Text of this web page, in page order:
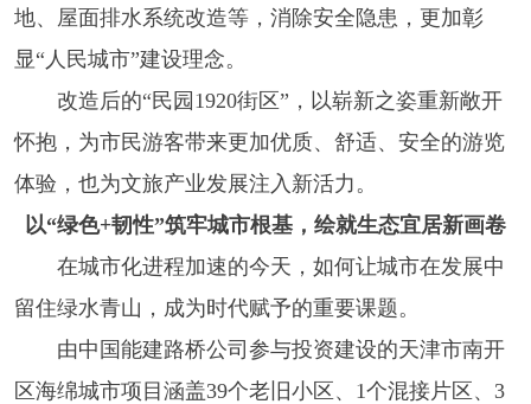
地、屋面排水系统改造等，消除安全隐患，更加彰
显“人民城市”建设理念。
改造后的“民园1920街区”，以崭新之姿重新敞开
怀抱，为市民游客带来更加优质、舒适、安全的游览
体验，也为文旅产业发展注入新活力。
以“绿色+韧性”筑牢城市根基，绘就生态宜居新画卷
在城市化进程加速的今天，如何让城市在发展中
留住绿水青山，成为时代赋予的重要课题。
由中国能建路桥公司参与投资建设的天津市南开
区海绵城市项目涵盖39个老旧小区、1个混接片区、3